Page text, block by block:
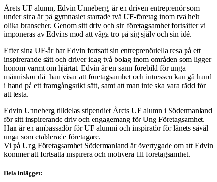
Årets UF alumn, Edvin Unneberg, är en driven entreprenör som
under sina år på gymnasiet startade två UF-företag inom två helt
olika branscher. Genom sitt driv och sin företagsamhet fortsätter vi
imponeras av Edvins mod att våga tro på sig själv och sin idé.
Efter sina UF-år har Edvin fortsatt sin entreprenöriella resa på ett
inspirerande sätt och driver idag två bolag inom områden som ligger
honom varmt om hjärtat. Edvin är en sann förebild för unga
människor där han visar att företagsamhet och intressen kan gå hand
i hand på ett framgångsrikt sätt, samt att man inte ska vara rädd för
att testa.
Edvin Unneberg tilldelas stipendiet Årets UF alumn i Södermanland
för sitt inspirerande driv och engagemang för Ung Företagsamhet.
Han är en ambassadör för UF alumni och inspiratör för länets såväl
unga som etablerade företagare.
Vi på Ung Företagsamhet Södermanland är övertygade om att Edvin
kommer att fortsätta inspirera och motivera till företagsamhet.
Dela inlägget: